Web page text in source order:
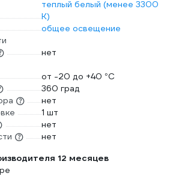
теплый белый (менее 3300
К)
общее освещение
нет
от -20 до +40 °С
360 град
нет
1 шт
нет
нет
12 месяцев